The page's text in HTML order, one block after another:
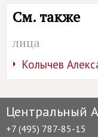
См. также
лица
Колычев
Центральный
+7 (495) 787-85-15